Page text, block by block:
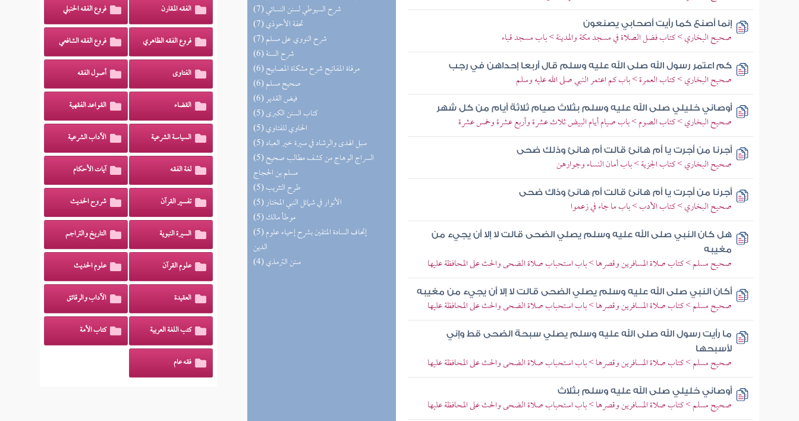
(7) شرح السيوطي لسنن النسائي
(7) تحفة الأحوذي
(7) شرح النووي على مسلم
(6) شرح السنة
(6) مرقاة المفاتيح شرح مشكاة المصابيح
(6) صحيح مسلم
(6) فيض القدير
(5) كتاب السنن الكبرى
(5) الحاوي للفتاوي
(5) سبل الهدى والرشاد في سيرة خير العباد
(5) السراج الوهاج من كشف مطالب صحيح
مسلم بن الحجاج
(5) طرح التثريب
(5) الأنوار في شمائل النبي المختار
(5) موطأ مالك
(5) إتحاف السادة المتقين بشرح إحياء علوم
الدين
(4) سنن الترمذي
إنما أصنع كما رأيت أصحابي يصنعون
صحيح البخاري > كتاب فضل الصلاة في مسجد مكة والمدينة > باب مسجد قباء
كم اعتمر رسول الله صلى الله عليه وسلم قال أربعا إحداهن في رجب
صحيح البخاري > كتاب العمرة > باب كم اعتمر النبي صلى الله عليه وسلم
أوصاني خليلي صلى الله عليه وسلم بثلاث صيام ثلاثة أيام من كل شهر
صحيح البخاري > كتاب الصوم > باب صيام أيام البيض ثلاث عشرة وأربع عشرة وخمس عشرة
أجرنا من أجرت يا أم هانئ قالت أم هانئ وذلك ضحى
صحيح البخاري > كتاب الجزية > باب أمان النساء وجوارهن
أجرنا من أجرت يا أم هانئ قالت أم هانئ وذاك ضحى
صحيح البخاري > كتاب الأدب > باب ما جاء في زعموا
هل كان النبي صلى الله عليه وسلم يصلي الضحى قالت لا إلا أن يجيء من
مغيبه
صحيح مسلم > كتاب صلاة المسافرين وقصرها > باب استحباب صلاة الضحى والحث على المحافظة عليها
أكان النبي صلى الله عليه وسلم يصلي الضحى قالت لا إلا أن يجيء من مغيبه
صحيح مسلم > كتاب صلاة المسافرين وقصرها > باب استحباب صلاة الضحى والحث على المحافظة عليها
ما رأيت رسول الله صلى الله عليه وسلم يصلي سبحة الضحى قط وإني
لأسبحها
صحيح مسلم > كتاب صلاة المسافرين وقصرها > باب استحباب صلاة الضحى والحث على المحافظة عليها
أوصاني خليلي صلى الله عليه وسلم بثلاث
صحيح مسلم > كتاب صلاة المسافرين وقصرها > باب استحباب صلاة الضحى والحث على المحافظة عليها
الفقه المقارن فروع الفقه الحنبلي
فروع الفقه الظاهري فروع الفقه الشافعي
الفتاوى أصول الفقه
القضاء القواعد الفقهية
السياسة الشرعية الآداب الشرعية
لغة الفقه آيات الأحكام
تفسير القرآن شروح الحديث
السيرة النبوية التاريخ والتراجم
علوم القرآن علوم الحديث
العقيدة الآداب والرقائق
كتب اللغة العربية كتاب الأمة
فقه عام